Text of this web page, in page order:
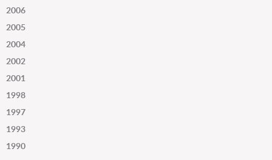
2006
2005
2004
2002
2001
1998
1997
1993
1990